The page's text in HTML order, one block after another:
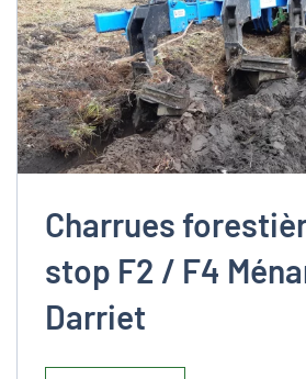
Charrues
stop F2 / F4
Darriet